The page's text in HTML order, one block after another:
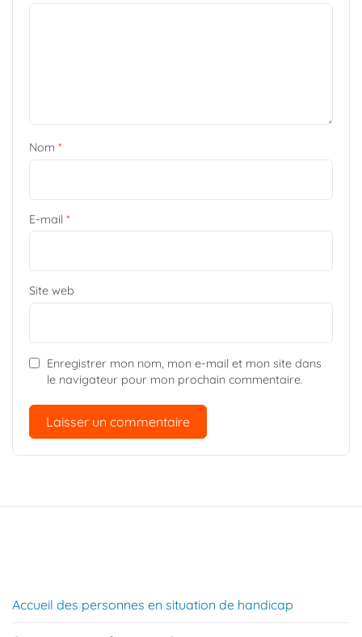
Nom *
E-mail *
Site web
Enregistrer mon nom, mon e-mail et mon site dans
le navigateur pour mon prochain commentaire.
Accueil des personnes en situation de handicap